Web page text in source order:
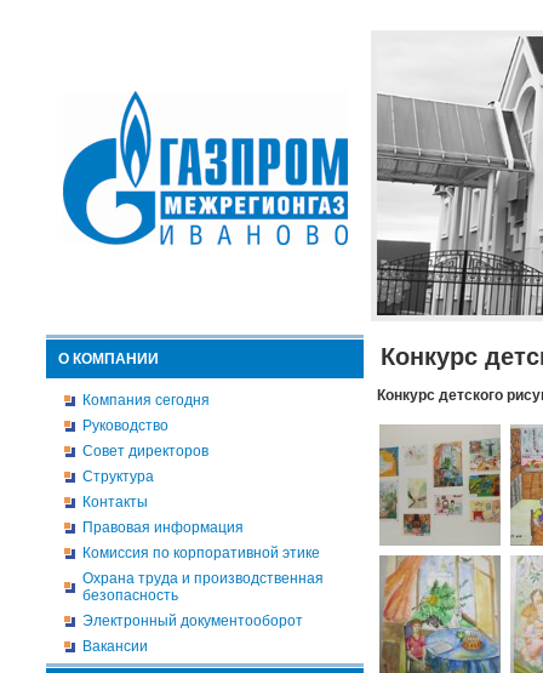
О КОМПАНИИ
Компания сегодня
Руководство
Совет директоров
Структура
Контакты
Правовая информация
Комиссия по корпоративной этике
Охрана труда и производственная
безопасность
Электронный документооборот
Вакансии
Конкурс
Конкурс детского